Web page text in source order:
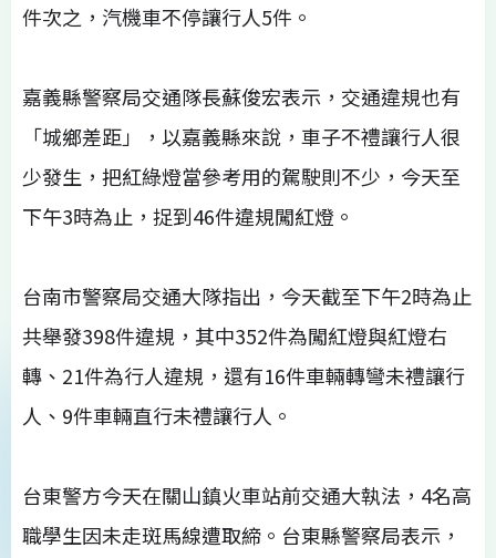
件次之，汽機車不停讓行人5件。
嘉義縣警察局交通隊長蘇俊宏表示，交通違規也有
「城鄉差距」，以嘉義縣來說，車子不禮讓行人很
少發生，把紅綠燈當參考用的駕駛則不少，今天至
下午3時為止，捉到46件違規闖紅燈。
台南市警察局交通大隊指出，今天截至下午2時為止
共舉發398件違規，其中352件為闖紅燈與紅燈右
轉、21件為行人違規，還有16件車輛轉彎未禮讓行
人、9件車輛直行未禮讓行人。
台東警方今天在關山鎮火車站前交通大執法，4名高
職學生因未走斑馬線遭取締。台東縣警察局表示，